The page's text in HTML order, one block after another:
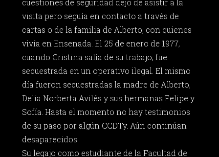
cuestiones de seguridad dejó de asistir a la
visita pero seguía en contacto a través de
cartas o de la familia de Alberto, con quienes
vivía en Ensenada. El 25 de enero de 1977,
cuando Cristina salía de su trabajo, fue
secuestrada en un operativo ilegal. El mismo
día fueron secuestradas la madre de Alberto,
Delia Norberta Avilés y sus hermanas Felipe y
Sofía. Hasta el momento no hay testimonios
de su paso por algún CCDTy. Aún continúan
desaparecidos.
Su legajo como estudiante de la Facultad de